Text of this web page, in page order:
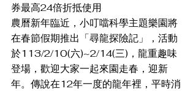
券最高24倍折抵使用
農曆新年臨近，小叮噹科學主題樂園將
在春節假期推出「尋龍探險記」，活動
於113/2/10(六)~2/14(三)，龍重趣味
登場，歡迎大家一起來園走春，迎新
年。傳說在12年一度的龍年裡，平時消